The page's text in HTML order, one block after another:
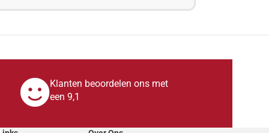
Klanten beoordelen ons met
een 9,1